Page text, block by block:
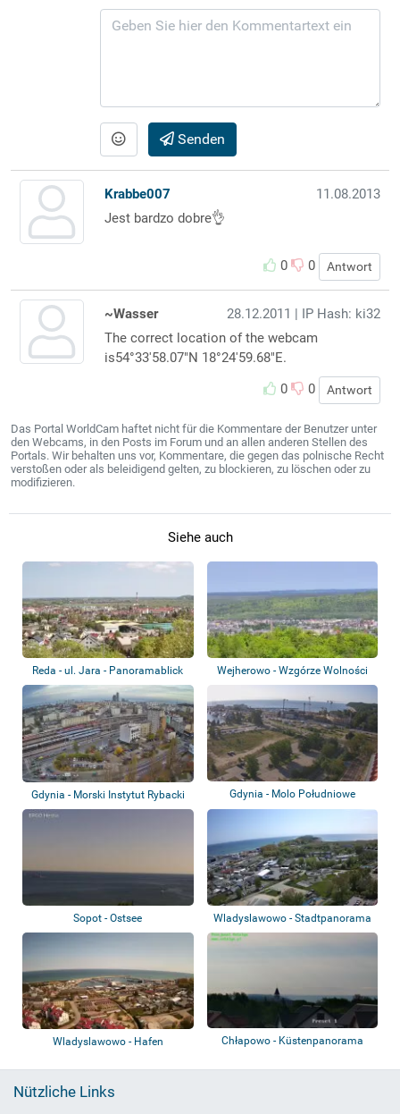
Senden
11.08.2013
Krabbe007
Jest bardzo dobre👌
0 0 Antwort
28.12.2011 | IP Hash: ki32
~Wasser
The correct location of the webcam
is54°33'58.07"N 18°24'59.68"E.
0
0 Antwort
Das Portal WorldCam haftet nicht für die Kommentare der Benutzer unter
den Webcams, in den Posts im Forum und an allen anderen Stellen des
Portals. Wir behalten uns vor, Kommentare, die gegen das polnische Recht
verstoßen oder als beleidigend gelten, zu blockieren, zu löschen oder zu
modifizieren.
Siehe auch
Reda - ul. Jara - Panoramablick Wejherowo - Wzgórze Wolności
Gdynia - Morski Instytut Rybacki Gdynia - Molo Południowe
Sopot - Ostsee Wladyslawowo - Stadtpanorama
Wladyslawowo - Hafen Chłapowo - Küstenpanorama
Nützliche Links